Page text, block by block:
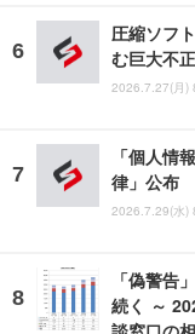
圧縮ソフ
む巨大不
2026.7.27(月)
「個人情
律」公布
2026.7.29(水)
「偽警告
続く ～